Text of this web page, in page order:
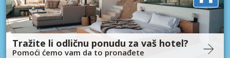
Tražite li odličnu ponudu za vaš hotel?
Pomoći ćemo vam da to pronađete